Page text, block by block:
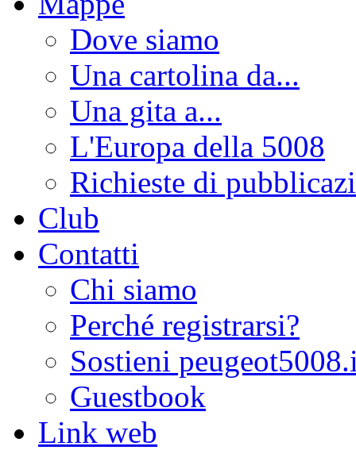
Dove siamo
Una cartolina da...
Una gita a...
L'Europa della 5008
Richieste di
Club
Contatti
Chi siamo
Perché registrarsi?
Sostieni
Guestbook
Link web